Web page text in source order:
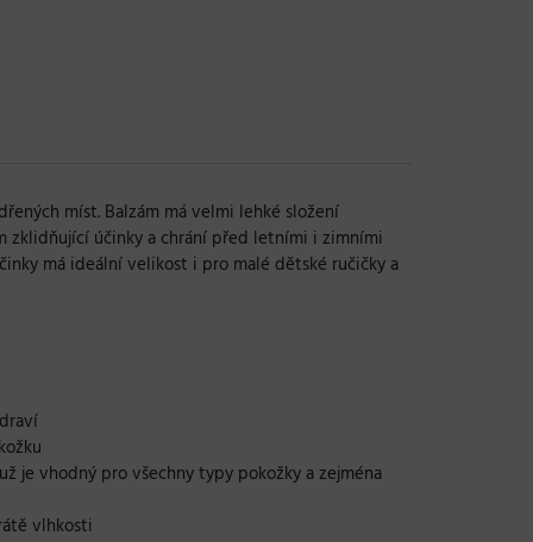
míst. Balzám má velmi lehké složení
zklidňující účinky a chrání před letními i zimními
má ideální velikost i pro malé dětské ručičky a
je vhodný pro všechny typy pokožky a zejména
vlhkosti